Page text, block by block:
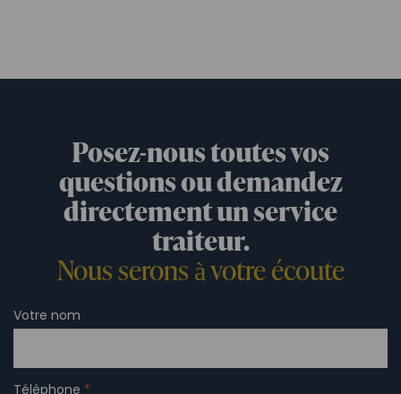
Posez-nous toutes vos
questions ou demandez
directement un service
traiteur.
Nous serons à votre écoute
Votre nom
Téléphone *